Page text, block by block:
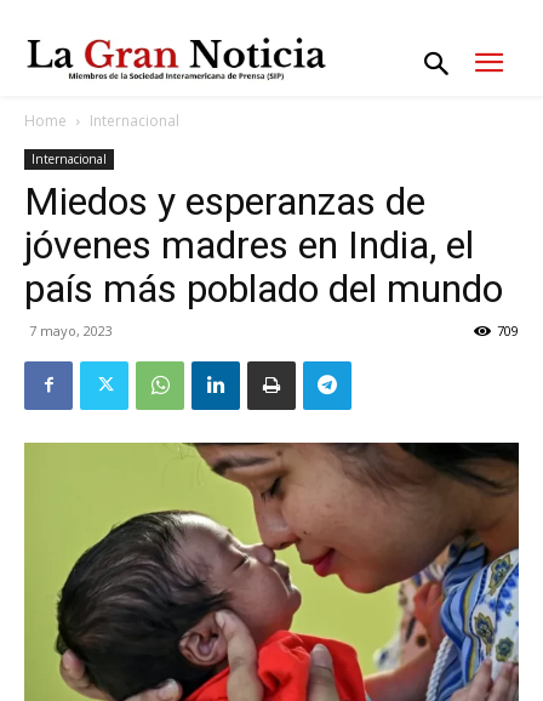
Home Internacional
Internacional
Miedos y esperanzas de
jóvenes madres en India, el
país más poblado del mundo
7 mayo, 2023 709